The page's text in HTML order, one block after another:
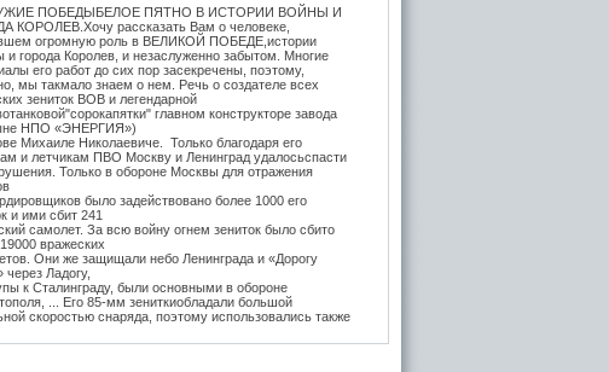
ПОБЕДЫБЕЛОЕ ПЯТНО В ИСТОРИИ ВОЙНЫ И
КОРОЛЕВ.Хочу рассказать Вам о человеке,
огромную роль в ВЕЛИКОЙ ПОБЕДЕ,истории
и города Королев, и незаслуженно забытом. Многие
его работ до сих пор засекречены, поэтому,
мы такмало знаем о нем. Речь о создателе всех
зениток ВОВ и легендарной
главном конструкторе завода
НПО «ЭНЕРГИЯ»)
Михаиле Николаевиче. Только благодаря его
и летчикам ПВО Москву и Ленинград удалосьспасти
Только в обороне Москвы для отражения
было задействовано более 1000 его
и ими сбит 241
самолет. За всю войну огнем зениток было сбито
вражеских
Они же защищали небо Ленинграда и «Дорогу
через Ладогу,
к Сталинграду, были основными в обороне
... Его 85-мм зениткиобладали большой
скоростью снаряда, поэтому использовались также
на прямую наводку для борьбы с тяжёлыми